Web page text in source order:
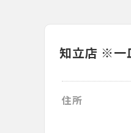
知立店 ※一
住所